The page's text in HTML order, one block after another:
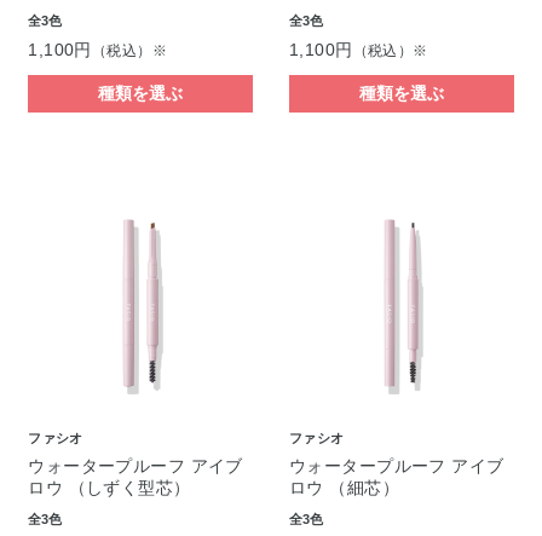
全3色
1,100円 （税込）※
種類を選ぶ
全3色
1,100円 （税込）※
種類を選ぶ
ファシオ
ウォータープルーフ アイブ
ロウ （しずく型芯）
全3色
ファシオ
ウォータープルーフ アイブ
ロウ （細芯）
全3色